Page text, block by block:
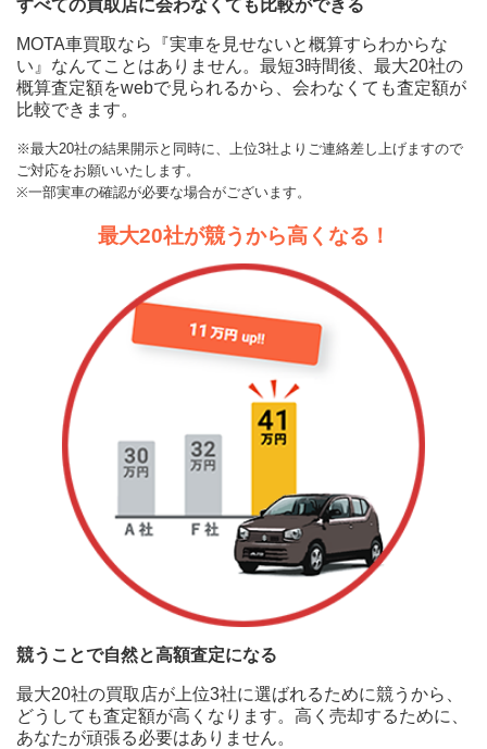
すべての買取店に会わなくても比較ができる
MOTA車買取なら『実車を見せないと概算すらわからな
い』なんてことはありません。最短3時間後、最大20社の
概算査定額をwebで見られるから、会わなくても査定額が
比較できます。
※最大20社の結果開示と同時に、上位3社よりご連絡差し上げますので
ご対応をお願いいたします。
※一部実車の確認が必要な場合がございます。
最大20社が競うから高くなる！
競うことで自然と高額査定になる
最大20社の買取店が上位3社に選ばれるために競うから、
どうしても査定額が高くなります。高く売却するために、
あなたが頑張る必要はありません。